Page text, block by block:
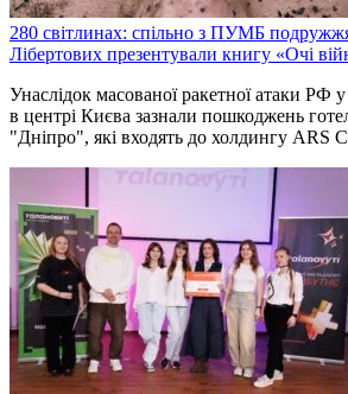
280 світлинах: спільно з ПУМБ
Лібертових презентували книгу «Очі
Унаслідок масованої ракетної атаки РФ
в центрі Києва зазнали пошкоджень
"Дніпро", які входять до холдингу ARS